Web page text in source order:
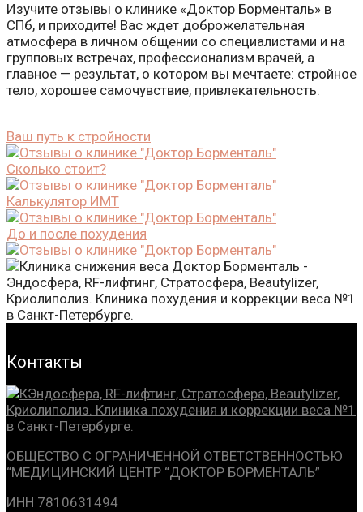
Изучите отзывы о клинике «Доктор Борменталь» в
СПб, и приходите! Вас ждет доброжелательная
атмосфера в личном общении со специалистами и на
групповых встречах, профессионализм врачей, а
главное — результат, о котором вы мечтаете: стройное
тело, хорошее самочувствие, привлекательность.
Ваш путь к стройности
Сколько стоит?
Калькулятор ИМТ
До и после похудения
Контакты
ОБЩЕСТВО С ОГРАНИЧЕННОЙ ОТВЕТСТВЕННОСТЬЮ
“МЕДИЦИНСКИЙ ЦЕНТР “ДОКТОР БОРМЕНТАЛЬ”
ИНН 7810631494